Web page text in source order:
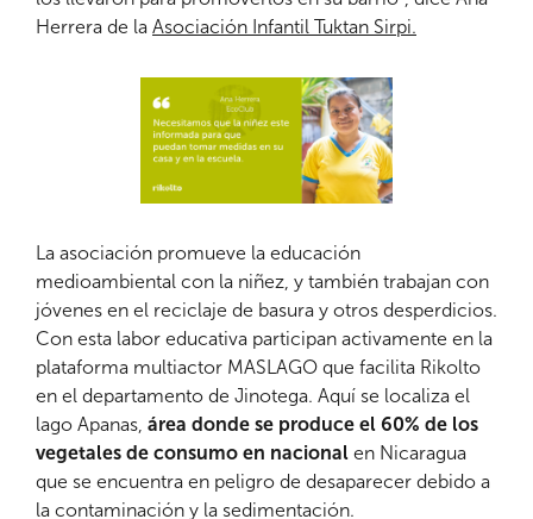
Herrera de la Asociación Infantil Tuktan Sirpi.
La asociación promueve la educación
medioambiental con la niñez, y también trabajan con
jóvenes en el reciclaje de basura y otros desperdicios.
Con esta labor educativa participan activamente en la
plataforma multiactor MASLAGO que facilita Rikolto
en el departamento de Jinotega. Aquí se localiza el
lago Apanas, área donde se produce el 60% de los
vegetales de consumo en nacional en Nicaragua
que se encuentra en peligro de desaparecer debido a
la contaminación y la sedimentación.